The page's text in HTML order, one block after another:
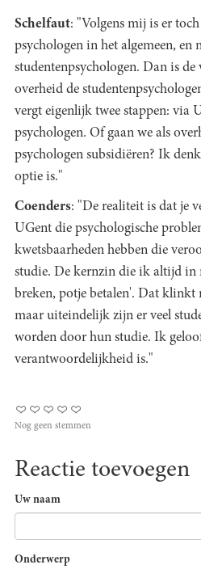
Schelfaut: "Volgens mij is er
psychologen in het algemeen, en
studentenpsychologen. Dan is de
overheid de
vergt eigenlijk twee stappen: via
psychologen. Of gaan we als
psychologen subsidiëren? Ik
optie is."
Coenders: "De realiteit is dat je
UGent die psychologische
kwetsbaarheden hebben die
studie. De kernzin die ik altijd in
breken, potje betalen'. Dat klinkt
maar uiteindelijk zijn er veel
worden door hun studie. Ik
verantwoordelijkheid is."
Nog geen stemmen
Reactie toevoegen
Uw naam
Onderwerp